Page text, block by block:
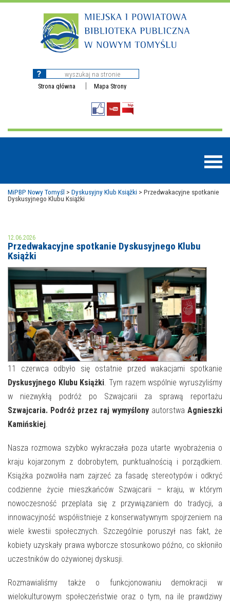
Strona główna Mapa Strony
MOJE KONTO
AKTUALNOŚCI
NAJBLIŻSZE WYDARZENIA
WYDARZENIA BIEŻĄCE
WYDARZYŁO SIĘ
NASZA OFERTA
STREFA WIEDZY O REGIONIE
STREFA KOLORU
FORMY STAŁE
NASZE FILIE
POLECANE STRONY
WYDARZENIA KULTURALNE
E-INFORMATOR
O NAS
MiPBP Nowy Tomyśl > Dyskusyjny Klub Książki > Przedwakacyjne spotkanie
Dyskusyjnego Klubu Książki
12.06.2026
Przedwakacyjne spotkanie Dyskusyjnego Klubu
Książki
11 czerwca odbyło się ostatnie przed wakacjami spotkanie
Dyskusyjnego Klubu Książki. Tym razem wspólnie wyruszyliśmy
w niezwykłą podróż po Szwajcarii za sprawą reportażu
Szwajcaria. Podróż przez raj wymyślony autorstwa Agnieszki
Kamińskiej.
Nasza rozmowa szybko wykraczała poza utarte wyobrażenia o
kraju kojarzonym z dobrobytem, punktualnością i porządkiem.
Książka pozwoliła nam zajrzeć za fasadę stereotypów i odkryć
codzienne życie mieszkańców Szwajcarii – kraju, w którym
nowoczesność przeplata się z przywiązaniem do tradycji, a
innowacyjność współistnieje z konserwatywnym spojrzeniem na
wiele kwestii społecznych. Szczególnie poruszył nas fakt, że
kobiety uzyskały prawa wyborcze stosunkowo późno, co skłoniło
uczestników do ożywionej dyskusji.
Rozmawialiśmy także o funkcjonowaniu demokracji w
wielokulturowym społeczeństwie oraz o tym, na ile prawdziwy